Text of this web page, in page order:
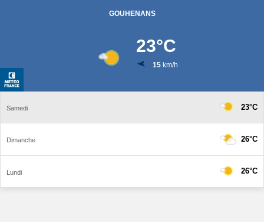
GOUHENANS
23°C
15km/h
Samedi 23°C
Dimanche 26°C
Lundi 26°C